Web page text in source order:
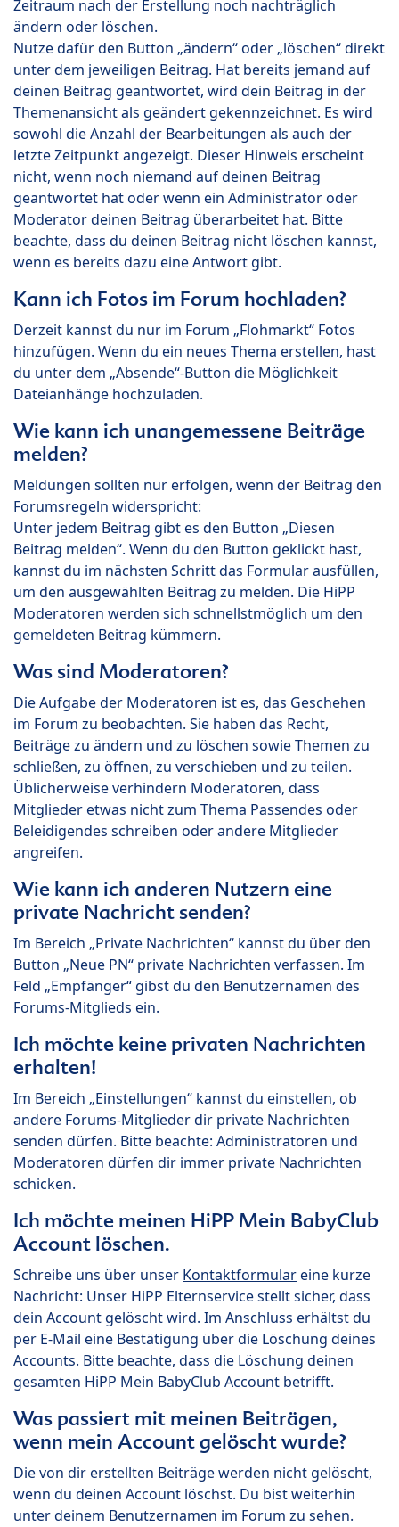
Zeitraum nach der Erstellung noch nachträglich
ändern oder löschen.
Nutze dafür den Button „ändern“ oder „löschen“ direkt
unter dem jeweiligen Beitrag. Hat bereits jemand auf
deinen Beitrag geantwortet, wird dein Beitrag in der
Themenansicht als geändert gekennzeichnet. Es wird
sowohl die Anzahl der Bearbeitungen als auch der
letzte Zeitpunkt angezeigt. Dieser Hinweis erscheint
nicht, wenn noch niemand auf deinen Beitrag
geantwortet hat oder wenn ein Administrator oder
Moderator deinen Beitrag überarbeitet hat. Bitte
beachte, dass du deinen Beitrag nicht löschen kannst,
wenn es bereits dazu eine Antwort gibt.
Kann ich Fotos im Forum hochladen?
Derzeit kannst du nur im Forum „Flohmarkt“ Fotos
hinzufügen. Wenn du ein neues Thema erstellen, hast
du unter dem „Absende“-Button die Möglichkeit
Dateianhänge hochzuladen.
Wie kann ich unangemessene Beiträge
melden?
Meldungen sollten nur erfolgen, wenn der Beitrag den
Forumsregeln widerspricht:
Unter jedem Beitrag gibt es den Button „Diesen
Beitrag melden“. Wenn du den Button geklickt hast,
kannst du im nächsten Schritt das Formular ausfüllen,
um den ausgewählten Beitrag zu melden. Die HiPP
Moderatoren werden sich schnellstmöglich um den
gemeldeten Beitrag kümmern.
Was sind Moderatoren?
Die Aufgabe der Moderatoren ist es, das Geschehen
im Forum zu beobachten. Sie haben das Recht,
Beiträge zu ändern und zu löschen sowie Themen zu
schließen, zu öffnen, zu verschieben und zu teilen.
Üblicherweise verhindern Moderatoren, dass
Mitglieder etwas nicht zum Thema Passendes oder
Beleidigendes schreiben oder andere Mitglieder
angreifen.
Wie kann ich anderen Nutzern eine
private Nachricht senden?
Im Bereich „Private Nachrichten“ kannst du über den
Button „Neue PN“ private Nachrichten verfassen. Im
Feld „Empfänger“ gibst du den Benutzernamen des
Forums-Mitglieds ein.
Ich möchte keine privaten Nachrichten
erhalten!
Im Bereich „Einstellungen“ kannst du einstellen, ob
andere Forums-Mitglieder dir private Nachrichten
senden dürfen. Bitte beachte: Administratoren und
Moderatoren dürfen dir immer private Nachrichten
schicken.
Ich möchte meinen HiPP Mein BabyClub
Account löschen.
Schreibe uns über unser Kontaktformulareine kurze
Nachricht: Unser HiPP Elternservice stellt sicher, dass
dein Account gelöscht wird. Im Anschluss erhältst du
per E-Mail eine Bestätigung über die Löschung deines
Accounts. Bitte beachte, dass die Löschung deinen
gesamten HiPP Mein BabyClub Account betrifft.
Was passiert mit meinen Beiträgen,
wenn mein Account gelöscht wurde?
Die von dir erstellten Beiträge werden nicht gelöscht,
wenn du deinen Account löschst. Du bist weiterhin
unter deinem Benutzernamen im Forum zu sehen.